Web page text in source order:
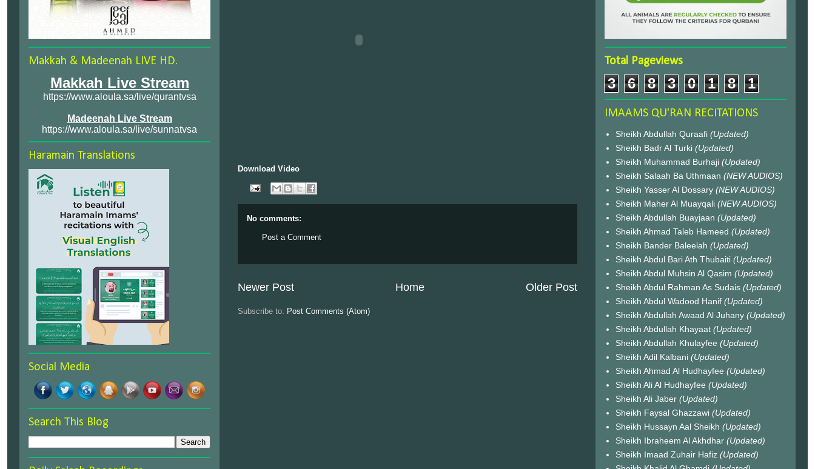
Download Video
No comments:
Post a Comment
Newer Post Older Post
Home
Subscribe to: Post Comments (Atom)
Makkah & Madeenah LIVE HD.
Makkah Live Stream
https://www.aloula.sa/live/qurantvsa
Madeenah Live Stream
https://www.aloula.sa/live/sunnatvsa
Haramain Translations
Social Media
Search This Blog
Total Pageviews
3 6 8 3 0 1 8 1
IMAAMS QU'RAN RECITATIONS
Sheikh Abdullah Quraafi (Updated)
Sheikh Badr Al Turki (Updated)
Sheikh Muhammad Burhaji (Updated)
Sheikh Salaah Ba Uthmaan (NEW AUDIOS)
Sheikh Yasser Al Dossary (NEW AUDIOS)
Sheikh Maher Al Muayqali (NEW AUDIOS)
Sheikh Abdullah Buayjaan (Updated)
Sheikh Ahmad Taleb Hameed (Updated)
Sheikh Bander Baleelah (Updated)
Sheikh Abdul Bari Ath Thubaiti (Updated)
Sheikh Abdul Muhsin Al Qasim (Updated)
Sheikh Abdul Rahman As Sudais (Updated)
Sheikh Abdul Wadood Hanif (Updated)
Sheikh Abdullah Awaad Al Juhany (Updated)
Sheikh Abdullah Khayaat (Updated)
Sheikh Abdullah Khulayfee (Updated)
Sheikh Adil Kalbani (Updated)
Sheikh Ahmad Al Hudhayfee (Updated)
Sheikh Ali Al Hudhayfee (Updated)
Sheikh Ali Jaber (Updated)
Sheikh Faysal Ghazzawi (Updated)
Sheikh Hussayn Aal Sheikh (Updated)
Sheikh Ibraheem Al Akhdhar (Updated)
Sheikh Imaad Zuhair Hafiz (Updated)